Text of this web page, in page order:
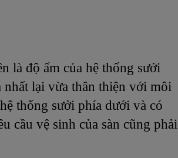
là độ ấm của hệ thống sưởi
lại vừa thân thiện với môi
thống sưởi phía dưới và có
cầu vệ sinh của sàn cũng phải